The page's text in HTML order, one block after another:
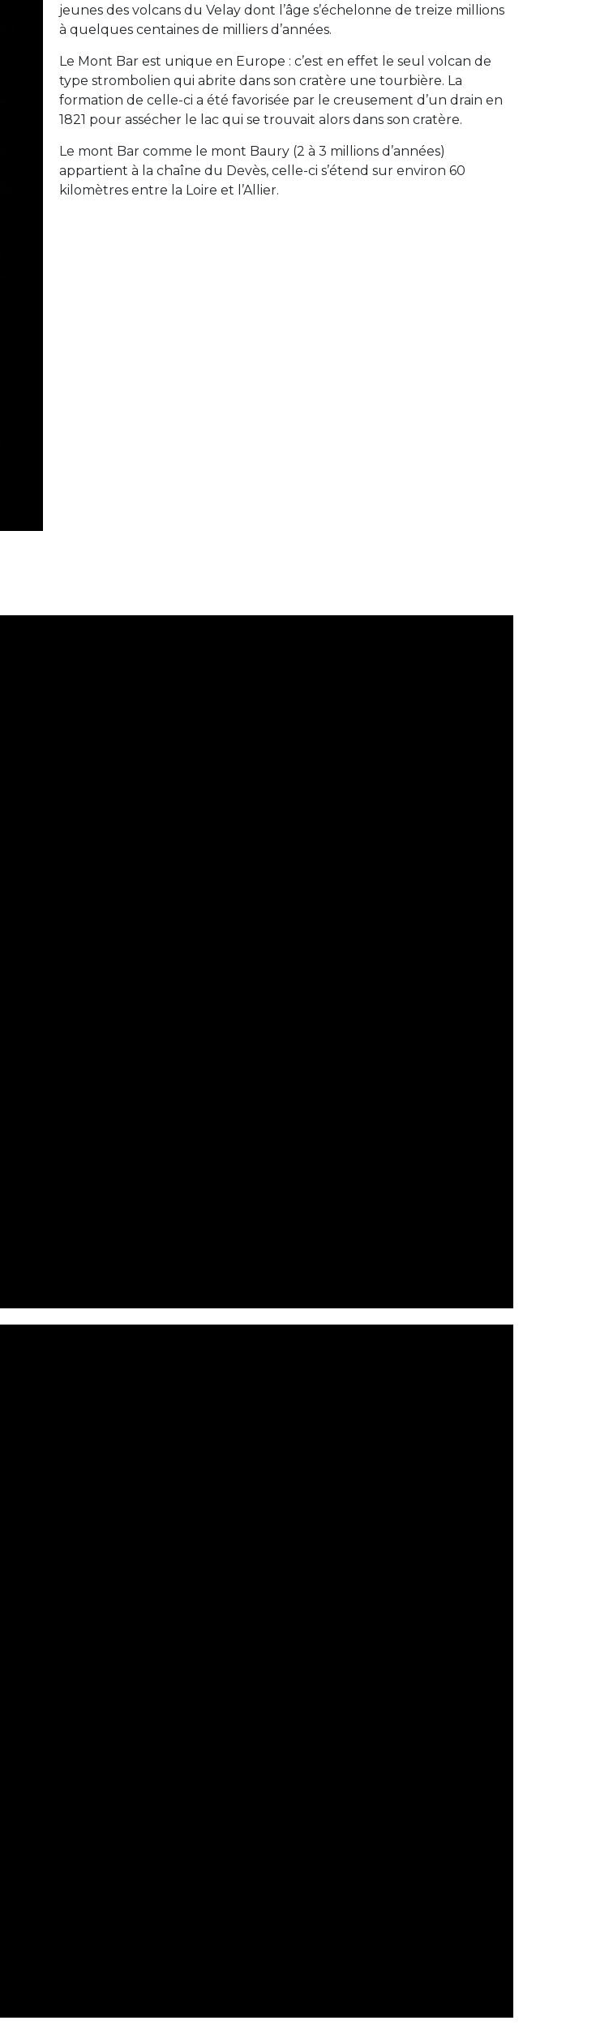
jeunes des volcans du Velay dont l’âge s’échelonne de treize millions
à quelques centaines de milliers d’années.
Le Mont Bar est unique en Europe : c’est en effet le seul volcan de
type strombolien qui abrite dans son cratère une tourbière. La
formation de celle-ci a été favorisée par le creusement d’un drain en
1821 pour assécher le lac qui se trouvait alors dans son cratère.
Le mont Bar comme le mont Baury (2 à 3 millions d’années)
appartient à la chaîne du Devès, celle-ci s’étend sur environ 60
kilomètres entre la Loire et l’Allier.